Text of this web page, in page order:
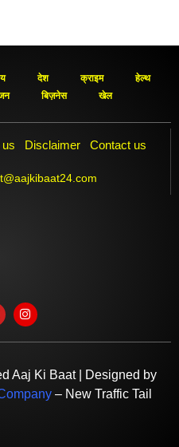
देश क्राइम
हेल्थ
बिज़नेस खेल
Disclaimer Contact us
Aaj Ki Baat | Designed by
– New Traffic Tail